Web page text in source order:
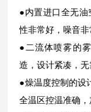
●内置进口全无
性非常好，噪音非
●二流体喷雾的
造，设计紧凑，无
●燥温度控制的设
全温区控温准确